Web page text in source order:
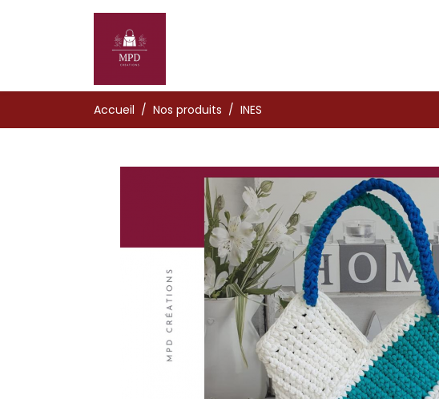
Accueil Nos produits INES